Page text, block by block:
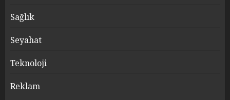
Sağlık
Seyahat
Teknoloji
Reklam